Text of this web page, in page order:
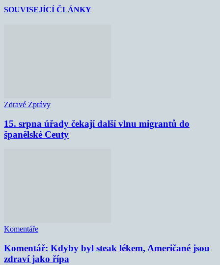
SOUVISEJÍCÍ ČLÁNKY
Zdravé Zprávy
15. srpna úřady čekají další vlnu migrantů do
španělské Ceuty
Komentáře
Komentář: Kdyby byl steak lékem, Američané jsou
zdraví jako řípa